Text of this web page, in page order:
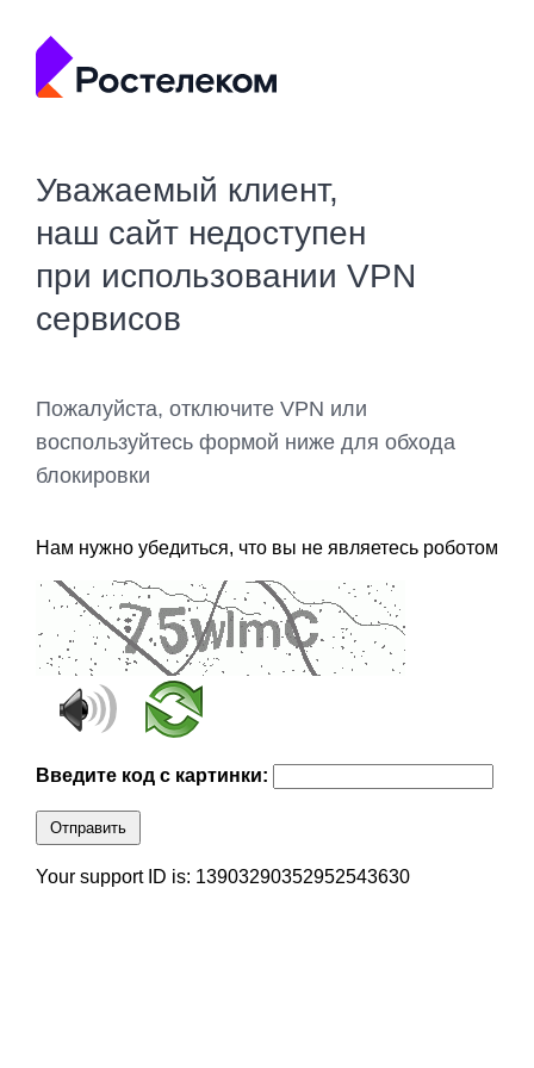
Уважаемый клиент,
наш сайт недоступен
при использовании VPN
сервисов
Пожалуйста, отключите VPN или
воспользуйтесь формой ниже для обхода
блокировки
Нам нужно убедиться, что вы не являетесь роботом
Введите код с картинки:
Отправить
Your support ID is: 13903290352952543630